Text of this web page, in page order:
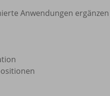
Anwendungen